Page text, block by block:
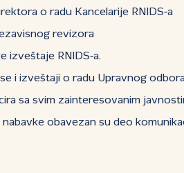
o radu Kancelarije RNIDS‑a
revizora
RNIDS‑a.
i izveštaji o radu Upravnog
sa svim zainteresovanim
obavezan su deo